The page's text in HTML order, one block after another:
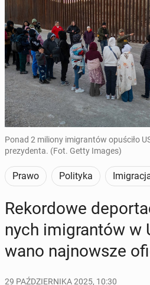
Ponad 2 miliony imigrantów opuściło
prezydenta. (Fot. Getty Images)
Prawo Polityka
Re­kor­do­we
nych imi­gran­tów w
wa­no naj­now­sze
29 PAŹDZIERNIKA 2025, 10:30